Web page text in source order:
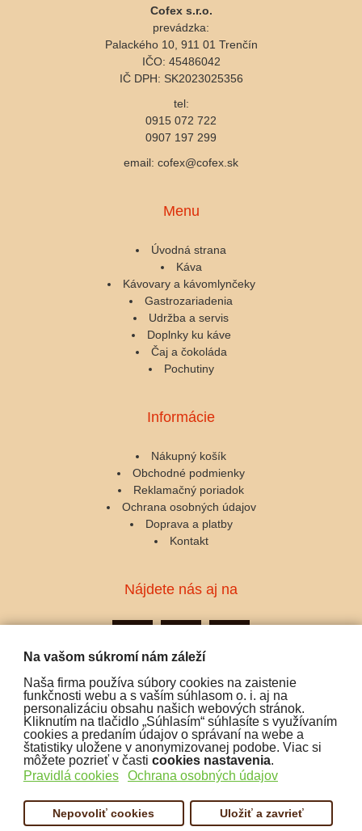
Na vašom súkromí nám záleží
Naša firma používa súbory cookies na zaistenie
funkčnosti webu a s vaším súhlasom o. i. aj na
personalizáciu obsahu našich webových stránok.
Kliknutím na tlačidlo „Súhlasím“ súhlasíte s využívaním
cookies a predaním údajov o správaní na webe a
štatistiky uložene v anonymizovanej podobe. Viac si
môžete pozrieť v časti cookies nastavenia.
Pravidlá cookies
Ochrana osobných údajov
Nepovoliť cookies Uložiť a zavrieť
Cofex s.r.o.
prevádzka:
Palackého 10, 911 01 Trenčín
IČO: 45486042
IČ DPH: SK2023025356
tel:
0915 072 722
0907 197 299
email: cofex@cofex.sk
Menu
Úvodná strana
Káva
Kávovary a kávomlynčeky
Gastrozariadenia
Udržba a servis
Doplnky ku káve
Čaj a čokoláda
Pochutiny
Informácie
Nákupný košík
Obchodné podmienky
Reklamačný poriadok
Ochrana osobných údajov
Doprava a platby
Kontakt
Nájdete nás aj na
Podporujeme platby: